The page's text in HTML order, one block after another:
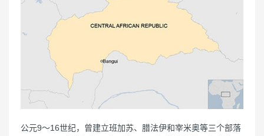
公元9～16世纪，曾建立班加苏、腊法伊和宰米奥等三个部落